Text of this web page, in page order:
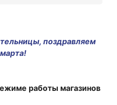
поздравляем
работы магазинов